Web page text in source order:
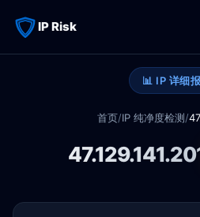
IP Risk
📊 IP 详细
首页/IP 纯净度检测/